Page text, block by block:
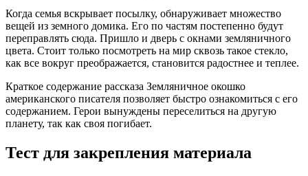
Когда семья вскрывает посылку, обнаруживает множество
вещей из земного домика. Его по частям постепенно будут
переправлять сюда. Пришло и дверь с окнами земляничного
цвета. Стоит только посмотреть на мир сквозь такое стекло,
как все вокруг преображается, становится радостнее и теплее.
Краткое содержание рассказа Земляничное окошко
американского писателя позволяет быстро ознакомиться с его
содержанием. Герои вынуждены переселиться на другую
планету, так как своя погибает.
Тест для закрепления материала